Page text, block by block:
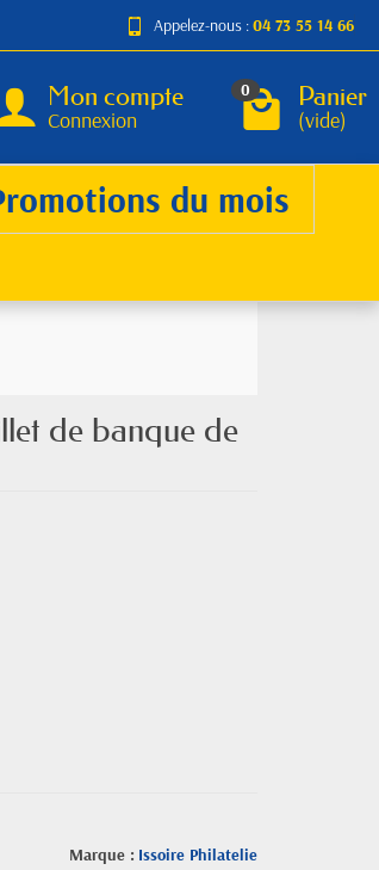
Appelez-nous :04 73 55 14 66
Mon compte
Connexion
0 Panier
(vide)
du mois
de banque de
Marque : Issoire Philatelie